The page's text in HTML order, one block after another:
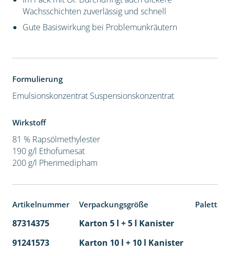
Wachsschichten zuverlässig und schnell
Gute Basiswirkung bei Problemunkräutern
Formulierung
Emulsionskonzentrat Suspensionskonzentrat
Wirkstoff
81 % Rapsölmethylester
190 g/l Ethofumesat
200 g/l Phenmedipham
Artikelnummer Verpackungsgröße
87314375 Karton 5 l + 5 l Kanister
91241573
Karton 10 l + 10 l Kanister